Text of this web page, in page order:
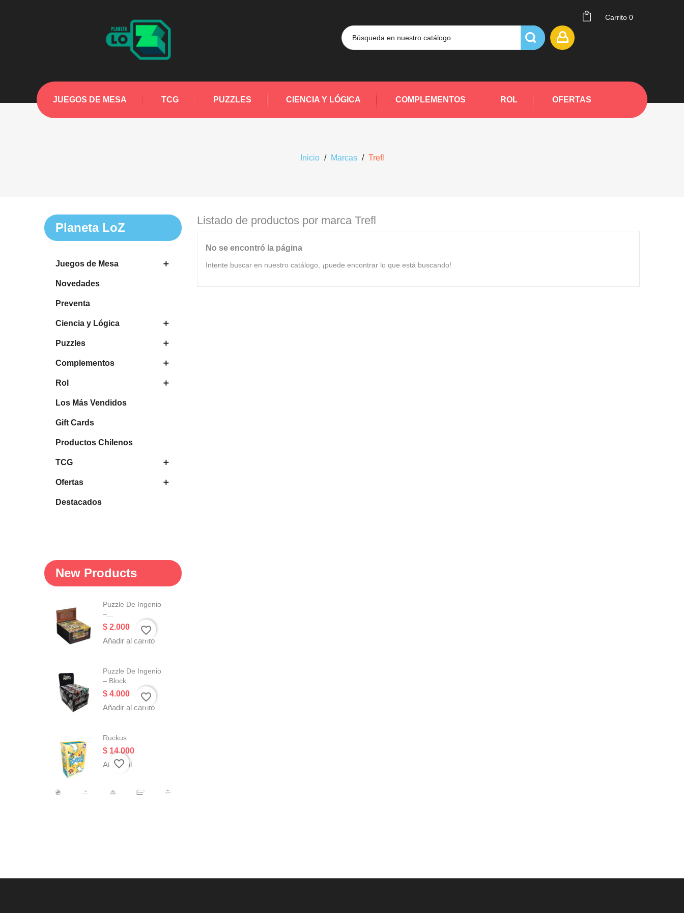
Carrito 0
JUEGOS DE MESA TCG PUZZLES CIENCIA Y LÓGICA COMPLEMENTOS ROL OFERTAS
Inicio Marcas Trefl
Planeta LoZ
Juegos de Mesa 
Novedades
Preventa
Ciencia y Lógica 
Puzzles 
Complementos 
Rol 
Los Más Vendidos
Gift Cards
Productos Chilenos
TCG 
Ofertas 
Destacados
New Products
Puzzle De Ingenio
–...
Precio
$ 2.000
Añadir al carrito
favorite_border
Puzzle De Ingenio
– Block...
Precio
$ 4.000
Añadir al carrito
favorite_border
Ruckus
Precio
$ 14.000
Añadir al carrito
favorite_border
Listado de productos por marca Trefl
No se encontró la página
Intente buscar en nuestro catálogo, ¡puede encontrar lo que está buscando!